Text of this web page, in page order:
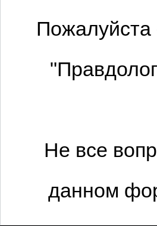
Пожалуйста
Не все
данном